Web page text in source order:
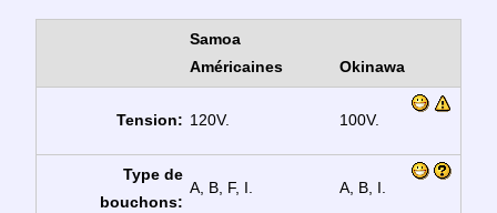
Samoa
Américaines
Okinawa
Tension: 120V. 100V.
Type de
bouchons:
A, B, F, I. A, B, I.